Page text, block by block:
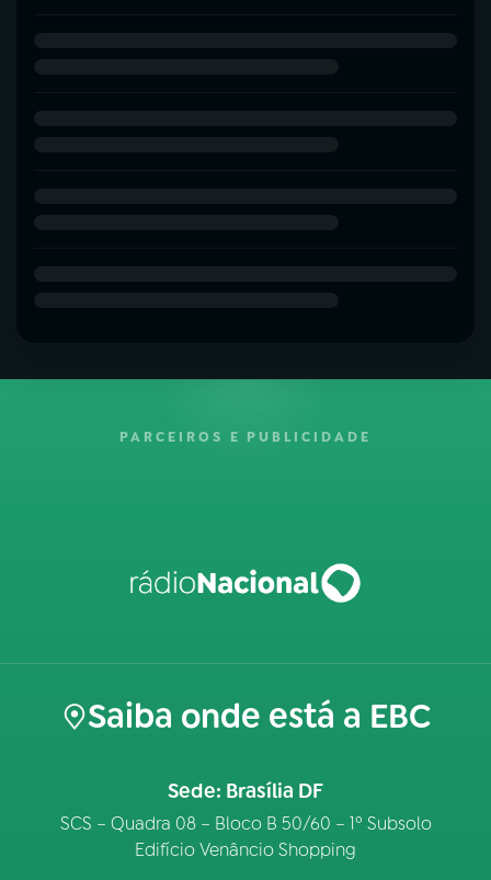
PARCEIROS E PUBLICIDADE
Saiba onde está a EBC
Sede: Brasília DF
SCS – Quadra 08 – Bloco B 50/60 – 1º Subsolo
Edifício Venâncio Shopping